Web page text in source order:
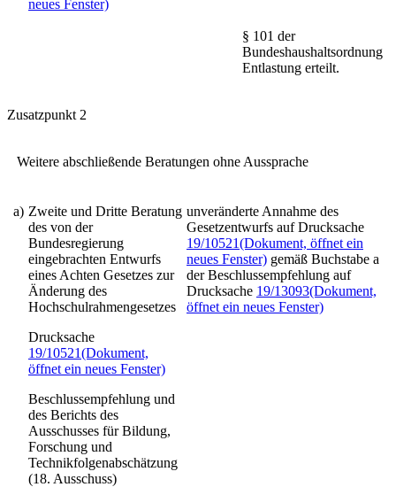
neues Fenster)
§ 101 der
Bundeshaushaltsordnung
Entlastung erteilt.
Zusatzpunkt 2
Weitere abschließende Beratungen ohne Aussprache
a) Zweite und Dritte Beratung
des von der
Bundesregierung
eingebrachten Entwurfs
eines Achten Gesetzes zur
Änderung des
Hochschulrahmengesetzes
Drucksache
19/10521(Dokument,
öffnet ein neues Fenster)
Beschlussempfehlung und
des Berichts des
Ausschusses für Bildung,
Forschung und
Technikfolgenabschätzung
(18. Ausschuss)
unveränderte Annahme des
Gesetzentwurfs auf Drucksache
19/10521(Dokument, öffnet ein
neues Fenster) gemäß Buchstabe a
der Beschlussempfehlung auf
Drucksache 19/13093(Dokument,
öffnet ein neues Fenster)